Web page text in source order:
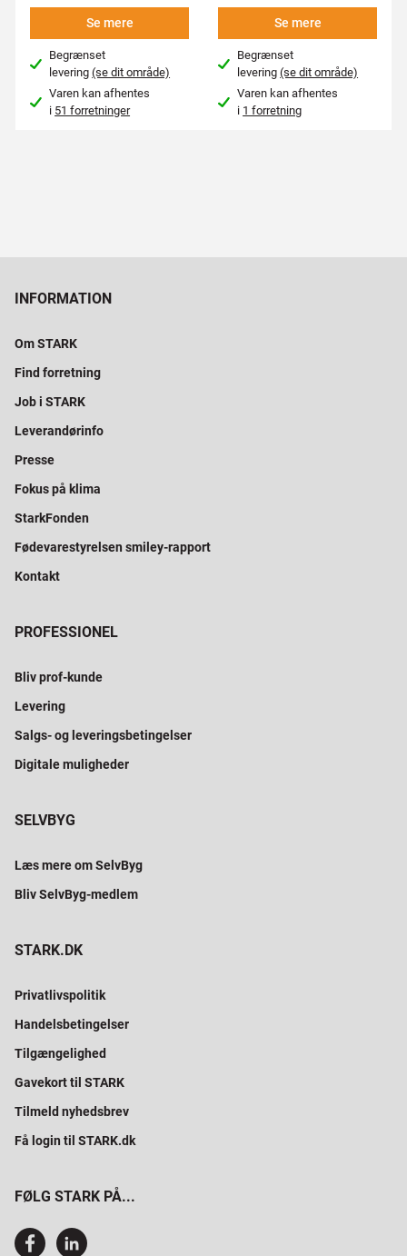
Se mere
Begrænset
levering(se dit område)
Varen kan afhentes
i 51 forretninger
Se mere
Begrænset
levering(se dit område)
Varen kan afhentes
i 1 forretning
INFORMATION
Om STARK
Find forretning
Job i STARK
Leverandørinfo
Presse
Fokus på klima
StarkFonden
Fødevarestyrelsen smiley-rapport
Kontakt
PROFESSIONEL
Bliv prof-kunde
Levering
Salgs- og leveringsbetingelser
Digitale muligheder
SELVBYG
Læs mere om SelvByg
Bliv SelvByg-medlem
STARK.DK
Privatlivspolitik
Handelsbetingelser
Tilgængelighed
Gavekort til STARK
Tilmeld nyhedsbrev
Få login til STARK.dk
FØLG STARK PÅ...